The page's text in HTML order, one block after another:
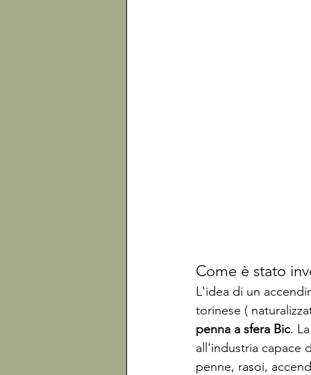
Come è stato
L'idea di un
torinese (
penna a sfera Bic.
all'industria capace
penne, rasoi,